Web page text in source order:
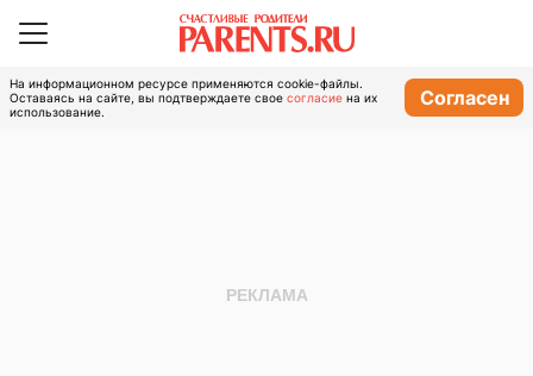
На информационном ресурсе применяются cookie-файлы.
Оставаясь на сайте, вы подтверждаете свое согласие на их
использование.
Согласен